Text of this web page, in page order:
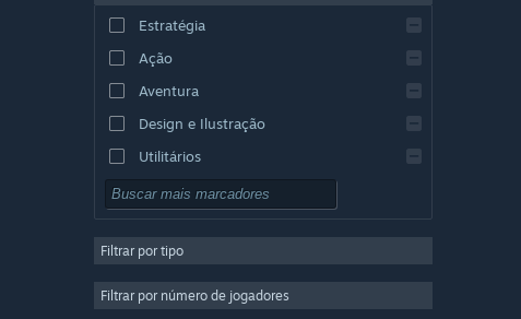
Estratégia
Ação
Aventura
Design e Ilustração
Utilitários
Gratuito para Jogar
Multijogador Massivo
Filtrar por tipo
Filtrar por número de jogadores